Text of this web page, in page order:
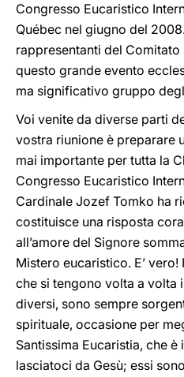
Congresso Eucaristico
Québec nel giugno del
rappresentanti del
questo grande evento
ma significativo gruppo
Voi venite da diverse parti
vostra riunione è preparare
mai importante per tutta la
Congresso Eucaristico
Cardinale Jozef Tomko ha
costituisce una risposta
all’amore del Signore
Mistero eucaristico. E’
che si tengono volta a volta
diversi, sono sempre
spirituale, occasione per
Santissima Eucaristia, che
lasciatoci da Gesù; essi